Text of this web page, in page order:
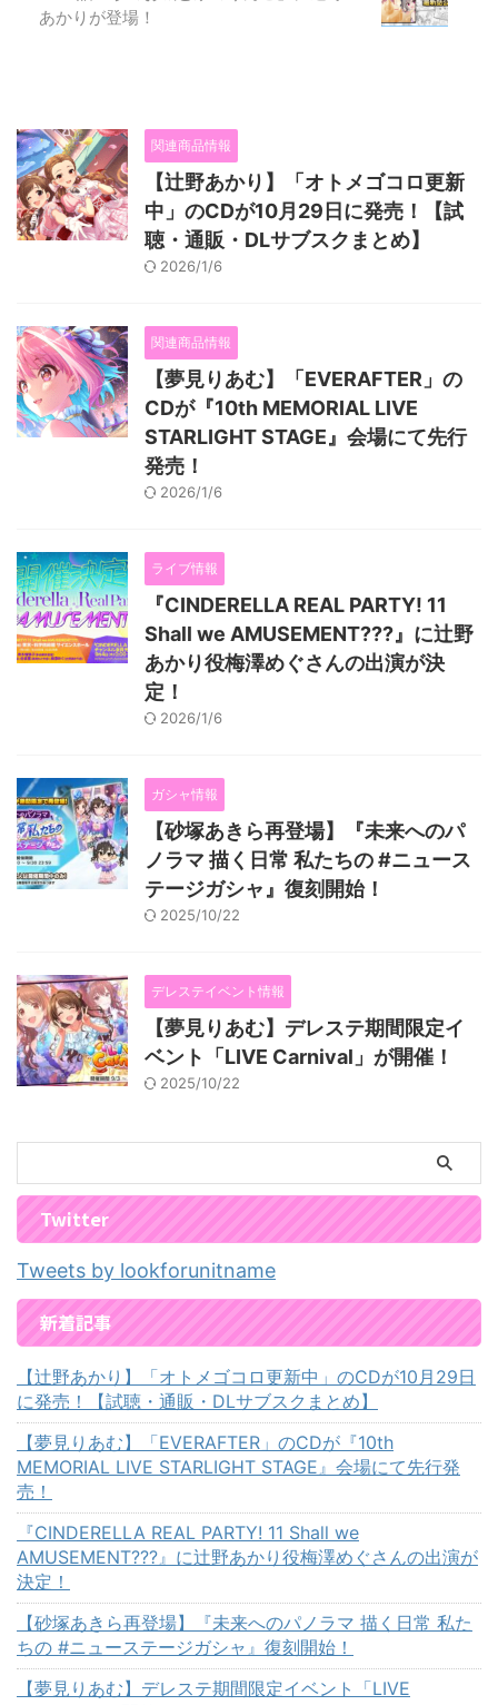
あかりが登場！
関連商品情報
【辻野あかり】「オトメゴコロ更新
中」のCDが10月29日に発売！【試
聴・通販・DLサブスクまとめ】
2026/1/6
関連商品情報
【夢見りあむ】「EVERAFTER」の
CDが『10th MEMORIAL LIVE
STARLIGHT STAGE』会場にて先行
発売！
2026/1/6
ライブ情報
『CINDERELLA REAL PARTY! 11
Shall we AMUSEMENT???』に辻野
あかり役梅澤めぐさんの出演が決
定！
2026/1/6
ガシャ情報
【砂塚あきら再登場】『未来へのパ
ノラマ 描く日常 私たちの #ニュース
テージガシャ』復刻開始！
2025/10/22
デレステイベント情報
【夢見りあむ】デレステ期間限定イ
ベント「LIVE Carnival」が開催！
2025/10/22
Twitter
Tweets by lookforunitname
新着記事
【辻野あかり】「オトメゴコロ更新中」のCDが10月29日
に発売！【試聴・通販・DLサブスクまとめ】
【夢見りあむ】「EVERAFTER」のCDが『10th
MEMORIAL LIVE STARLIGHT STAGE』会場にて先行発
売！
『CINDERELLA REAL PARTY! 11 Shall we
AMUSEMENT???』に辻野あかり役梅澤めぐさんの出演が
決定！
【砂塚あきら再登場】『未来へのパノラマ 描く日常 私た
ちの #ニューステージガシャ』復刻開始！
【夢見りあむ】デレステ期間限定イベント「LIVE